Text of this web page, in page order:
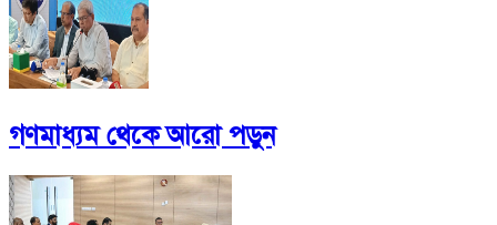
গণমাধ্যমথেকে আরো পড়ুন